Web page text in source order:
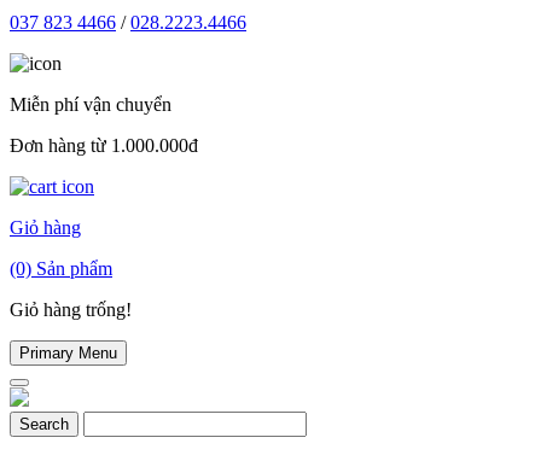
037 823 4466 /028.2223.4466
Miễn phí vận chuyển
Đơn hàng từ 1.000.000đ
Giỏ hàng
(0) Sản phẩm
Giỏ hàng trống!
Primary Menu